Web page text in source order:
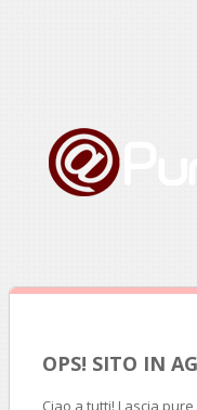
OPS! SITO IN
Ciao a tutti! Lascia